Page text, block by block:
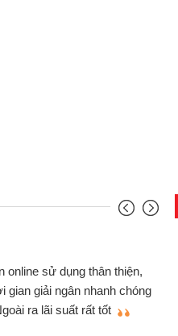
Mình cần tiền gấp nên định
nhưng thật may đã có gói vay
không cần gặp mặt nên rất tiện
bè biết